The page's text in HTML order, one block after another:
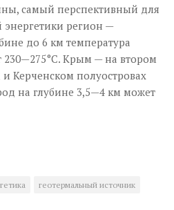
самый перспективный для
энергетики регион —
до 6 км температура
230—275°С. Крым — на втором
Керченском полуостровах
на глубине 3,5—4 км может
геотермальный источник